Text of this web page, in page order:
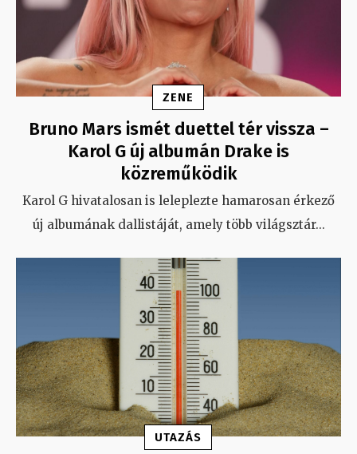
ZENE
Bruno Mars ismét duettel tér vissza –
Karol G új albumán Drake is
közreműködik
Karol G hivatalosan is leleplezte hamarosan érkező
új albumának dallistáját, amely több világsztár...
UTAZÁS